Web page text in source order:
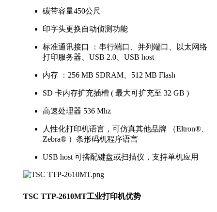
碳带容量450公尺
印字头更换自动侦测功能
标准通讯接口 ：串行端口、并列端口、以太网络
打印服务器、USB 2.0、USB host
内存 ：256 MB SDRAM、512 MB Flash
SD 卡内存扩充插槽 ( 最大可扩充至 32 GB )
高速处理器 536 Mhz
人性化打印机语言，可仿真其他品牌 （Eltron®、
Zebra® ）条形码机程序语言
USB host 可搭配键盘或扫描仪，支持单机应用
TSC TTP-2610MT工业打印机优势